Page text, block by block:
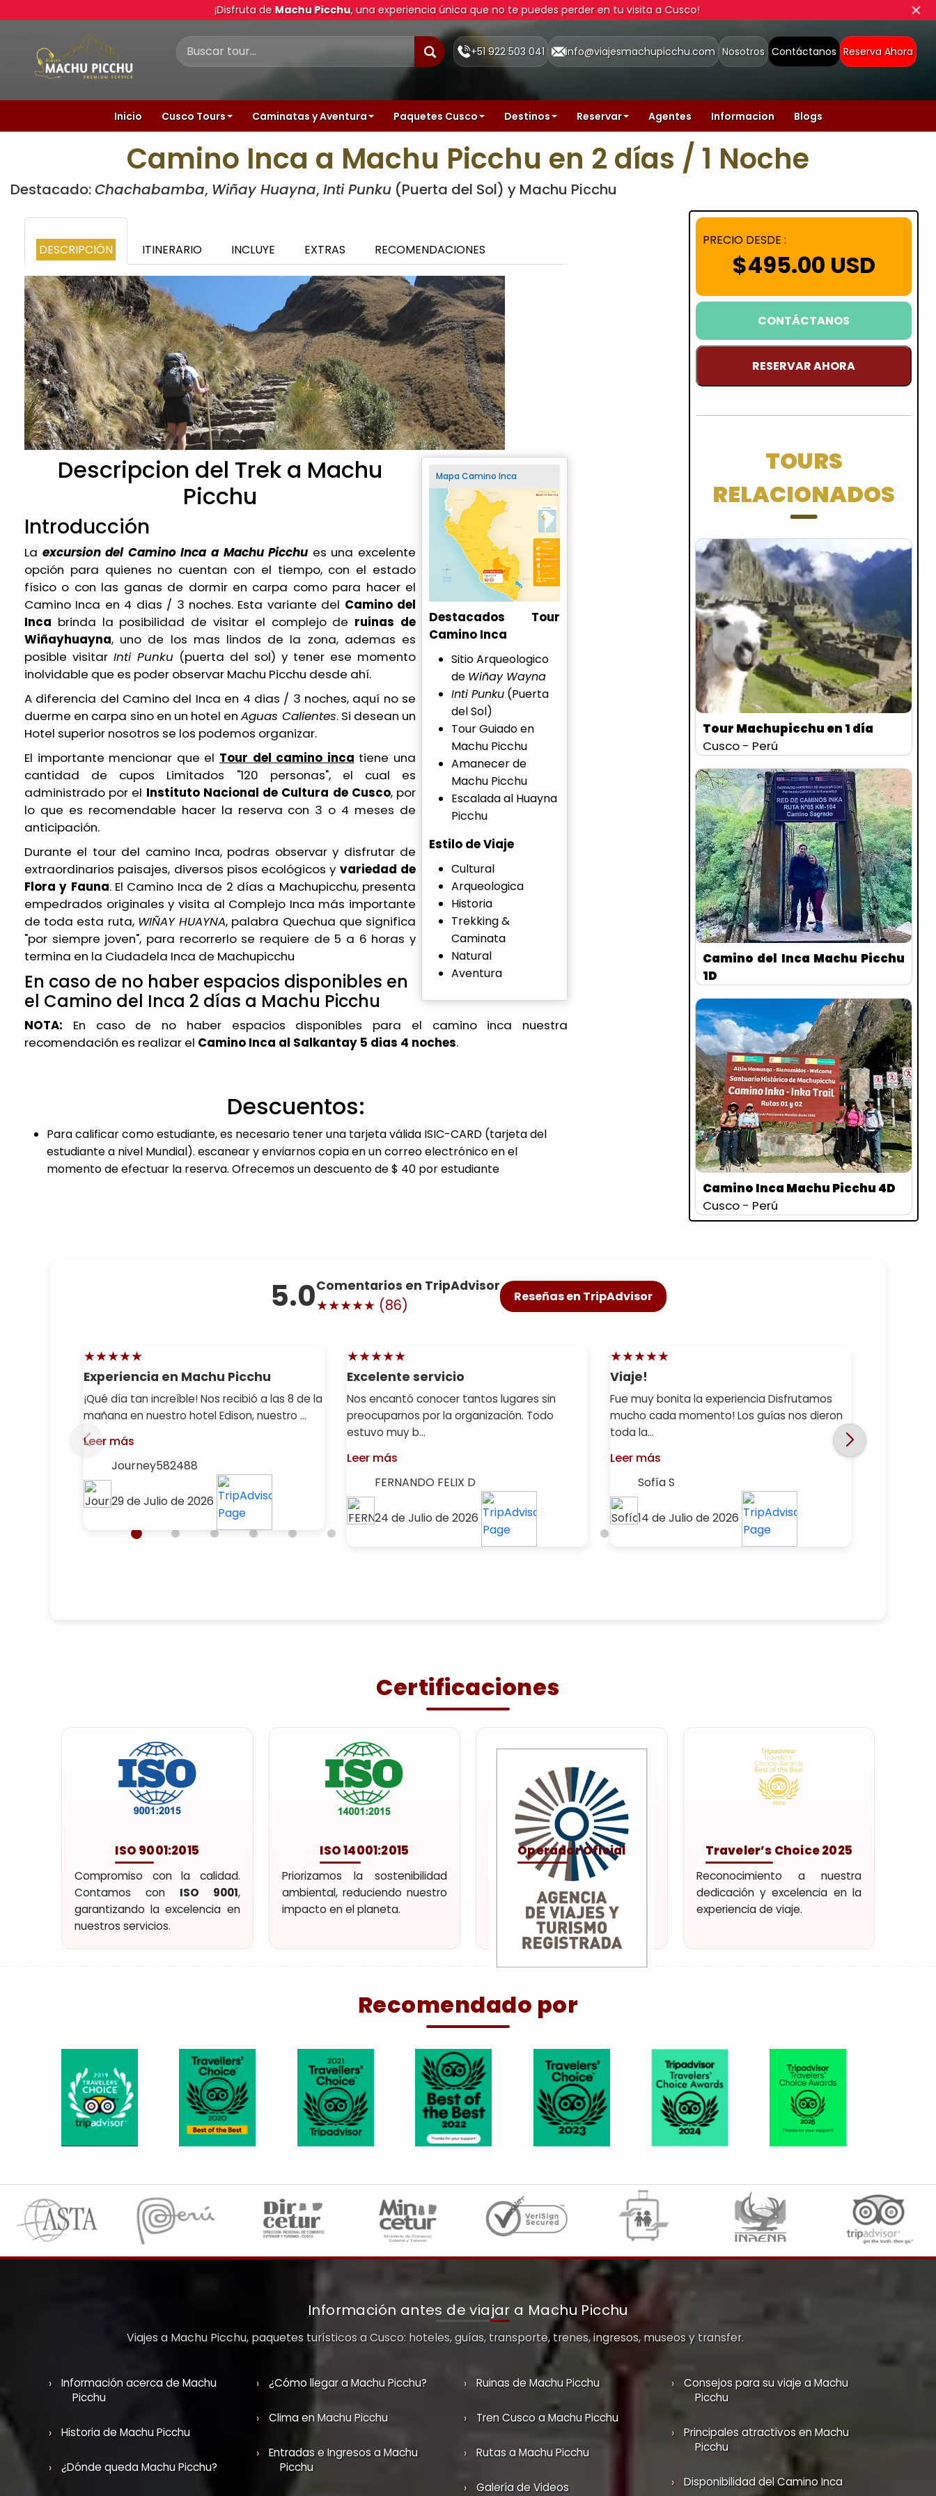
¡Disfruta deMachu Picchu, una experiencia única que no te puedes perder en tu visita a Cusco! ✕
+51 922 503 041 info@viajesmachupicchu.com Reserva Ahora
Contáctanos
Nosotros
Inicio Cusco Tours Caminatas y Aventura Paquetes Cusco Destinos Reservar Agentes Informacion Blogs
Camino Inca a Machu Picchu en 2 días / 1 Noche
Destacado:Chachabamba, Wiñay Huayna, Inti Punku (Puerta del Sol) y Machu Picchu
DESCRIPCIÓN ITINERARIO INCLUYE EXTRAS RECOMENDACIONES
Mapa Camino Inca
Destacados Tour
Camino Inca
Sitio Arqueologico
de Wiñay Wayna
Inti Punku (Puerta
del Sol)
Tour Guiado en
Machu Picchu
Amanecer de
Machu Picchu
Escalada al Huayna
Picchu
Estilo de Viaje
Cultural
Arqueologica
Historia
Trekking &
Caminata
Natural
Aventura
Descripcion del Trek a Machu
Picchu
Introducción
La excursion del Camino Inca a Machu Picchu es una excelente
opción para quienes no cuentan con el tiempo, con el estado
físico o con las ganas de dormir en carpa como para hacer el
Camino Inca en 4 dias / 3 noches. Esta variante del Camino del
Inca brinda la posibilidad de visitar el complejo de ruinas de
Wiñayhuayna, uno de los mas lindos de la zona, ademas es
posible visitar Inti Punku (puerta del sol) y tener ese momento
inolvidable que es poder observar Machu Picchu desde ahí.
A diferencia del Camino del Inca en 4 dias / 3 noches, aquí no se
duerme en carpa sino en un hotel enAguas Calientes. Si desean un
Hotel superior nosotros se los podemos organizar.
El importante mencionar que el Tour del camino inca tiene una
cantidad de cupos Limitados "120 personas", el cual es
administrado por el Instituto Nacional de Cultura de Cusco, por
lo que es recomendable hacer la reserva con 3 o 4 meses de
anticipación.
Durante el tour del camino Inca, podras observar y disfrutar de
extraordinarios paisajes, diversos pisos ecológicos y variedad de
Flora y Fauna. El Camino Inca de 2 días a Machupicchu, presenta
empedrados originales y visita al Complejo Inca más importante
de toda esta ruta, WIÑAY HUAYNA, palabra Quechua que significa
"por siempre joven", para recorrerlo se requiere de 5 a 6 horas y
termina en la Ciudadela Inca de Machupicchu
En caso de no haber espacios disponibles en
el Camino del Inca 2 días a Machu Picchu
NOTA: En caso de no haber espacios disponibles para el camino inca nuestra
recomendación es realizar el Camino Inca al Salkantay 5 dias 4 noches.
Descuentos:
Para calificar como estudiante, es necesario tener una tarjeta válida ISIC-CARD (tarjeta del
estudiante a nivel Mundial). escanear y enviarnos copia en un correo electrónico en el
momento de efectuar la reserva. Ofrecemos un descuento de $ 40 por estudiante
PRECIO DESDE :
$495.00 USD
CONTÁCTANOS
RESERVAR AHORA
TOURS
RELACIONADOS
Tour Machupicchu en 1 día
Cusco - Perú
Camino del Inca Machu Picchu
1D
Camino Inca Machu Picchu 4D
Cusco - Perú
5.0Comentarios en TripAdvisor
★★★★★ (86) Reseñas en TripAdvisor
★★★★★
Experiencia en Machu Picchu
¡Qué día tan increíble! Nos recibió a las 8 de la
mañana en nuestro hotel Edison, nuestro ...
Leer más
Journey582488
29 de Julio de 2026
★★★★★
Excelente servicio
Nos encantó conocer tantos lugares sin
preocuparnos por la organización. Todo
estuvo muy b...
Leer más
FERNANDO FELIX D
24 de Julio de 2026
★★★★★
Viaje!
Fue muy bonita la experiencia Disfrutamos
mucho cada momento! Los guías nos dieron
toda la...
Leer más
Sofía S
14 de Julio de 2026
Certificaciones
ISO 9001:2015
Compromiso con la calidad.
Contamos con ISO 9001,
garantizando la excelencia en
nuestros servicios.
ISO 14001:2015
Priorizamos la sostenibilidad
ambiental, reduciendo nuestro
impacto en el planeta.
Operador Oficial
Agencia y operador turístico
oficial. Experiencias únicas y de
alta calidad.
Traveler’s Choice 2025
Reconocimiento a nuestra
dedicación y excelencia en la
experiencia de viaje.
Recomendado por
Información antes de viajar a Machu Picchu
Viajes a Machu Picchu, paquetes turísticos a Cusco: hoteles, guías, transporte, trenes, ingresos, museos y transfer.
Información acerca de Machu
Picchu
Historia de Machu Picchu
¿Dónde queda Machu Picchu?
¿Cómo llegar a Machu Picchu?
Clima en Machu Picchu
Entradas e Ingresos a Machu
Picchu
Ruinas de Machu Picchu
Tren Cusco a Machu Picchu
Rutas a Machu Picchu
Galería de Videos
Consejos para su viaje a Machu
Picchu
Principales atractivos en Machu
Picchu
Disponibilidad del Camino Inca